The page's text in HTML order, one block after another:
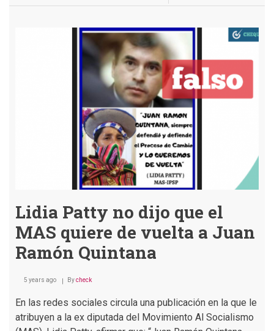
Loza
que
no
que
“cambas
vende
patria”
vuelvan
al
poder
Lidia Patty no dijo que el
MAS quiere de vuelta a Juan
Ramón Quintana
5 years ago Bycheck
En las redes sociales circula una publicación en la que le
atribuyen a la ex diputada del Movimiento Al Socialismo